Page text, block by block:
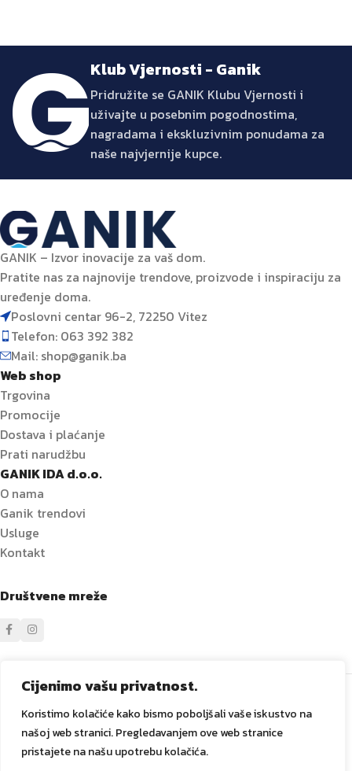
Cijenimo vašu privatnost.
Koristimo kolačiće kako bismo poboljšali vaše iskustvo na
našoj web stranici. Pregledavanjem ove web stranice
pristajete na našu upotrebu kolačića.
Klub Vjernosti - Ganik
Pridružite se GANIK Klubu Vjernosti i
uživajte u posebnim pogodnostima,
nagradama i ekskluzivnim ponudama za
naše najvjernije kupce.
GANIK – Izvor inovacije za vaš dom.
Pratite nas za najnovije trendove, proizvode i inspiraciju za
uređenje doma.
Poslovni centar 96-2, 72250 Vitez
Telefon: 063 392 382
Mail: shop@ganik.ba
Web shop
Trgovina
Promocije
Dostava i plaćanje
Prati narudžbu
GANIK IDA d.o.o.
O nama
Ganik trendovi
Usluge
Kontakt
Društvene mreže
Sve prava zadržanaGANIKIDA D.O.O. Vitez